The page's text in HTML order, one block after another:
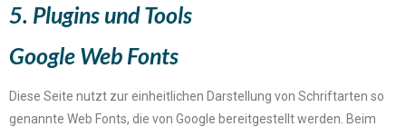
5. Plugins und Tools
Google Web Fonts
Diese Seite nutzt zur einheitlichen Darstellung von Schriftarten so
genannte Web Fonts, die von Google bereitgestellt werden. Beim